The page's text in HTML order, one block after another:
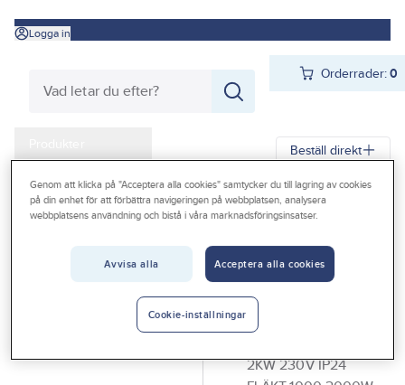
Logga in
Orderrader:0
Outlet
Beställ direkt
Gelia Produkter Gelia El Kyl- och värmeprodukter Värmefläktar
GELIA
Värmefläkt,
byggfläkt, 2
2KW 230V IP24
Genom att klicka på "Acceptera alla cookies" samtycker du till lagring av cookies
på din enhet för att förbättra navigeringen på webbplatsen, analysera
webbplatsens användning och bistå i våra marknadsföringsinsatser.
Avvisa alla Acceptera alla cookies
Cookie-inställningar